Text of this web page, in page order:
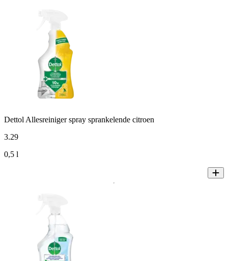
Dettol Allesreiniger spray sprankelende citroen
3.29
0,5 l